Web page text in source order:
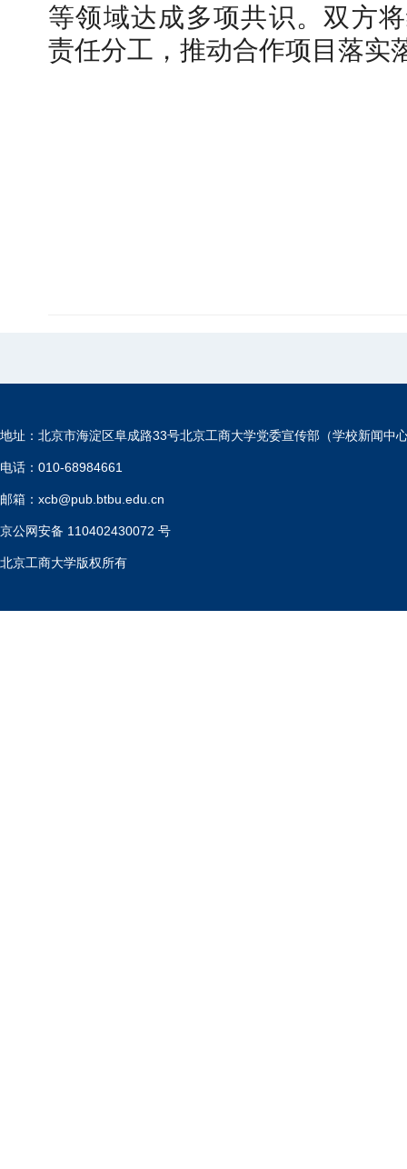
等领域达成多项共识。双方
责任分工，推动合作项目落实
地址：北京市海淀区阜成路33号北京工商大学党委宣传部（学校新闻中
电话：010-68984661
邮箱：xcb@pub.btbu.edu.cn
京公网安备 110402430072 号
北京工商大学版权所有